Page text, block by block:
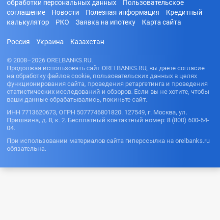
рублей
100000
рублей
рублей
200000
рублей
Под залог
недвижимо
сти
На карту
Газпромба
нк
На
электронн
ый
кошелек
Госуслуги
На карту
банка
банк
займы
На покупку
квартиры
ы без
проверки
номеру
карты
Как взять
кредит на
чужой
паспорт
Как узнать
ость по
кредиту
оформить
обработки персональных данных
Пользовательское
соглашение
Новости Полезная информация
Кредитный
калькулятор
РКО Заявка на ипотеку Карта сайта
Россия Украина Казахстан
© 2008–2026 ORELBANKS.RU.
Продолжая использовать сайт ORELBANKS.RU, вы даете согласие
на обработку файлов cookie, пользовательских данных в целях
функционирования сайта, проведения ретаргетинга и проведения
статистических исследований и обзоров. Если вы не хотите, чтобы
ваши данные обрабатывались, покиньте сайт.
ИНН 7713620673, ОГРН 5077746801820. 127549, г. Москва, ул.
Пришвина, д. 8, к. 2. Бесплатный контактный номер: 8 (800) 600-64-
04.
При использовании материалов сайта гиперссылка на orelbanks.ru
обязательна.